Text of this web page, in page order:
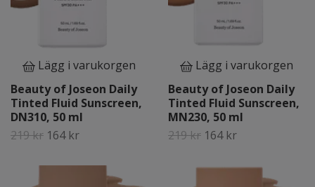
Lägg i varukorgen
Beauty of Joseon Daily
Tinted Fluid Sunscreen,
DN310, 50 ml
219 kr 164 kr
Lägg i varukorgen
Beauty of Joseon Daily
Tinted Fluid Sunscreen,
MN230, 50 ml
219 kr 164 kr